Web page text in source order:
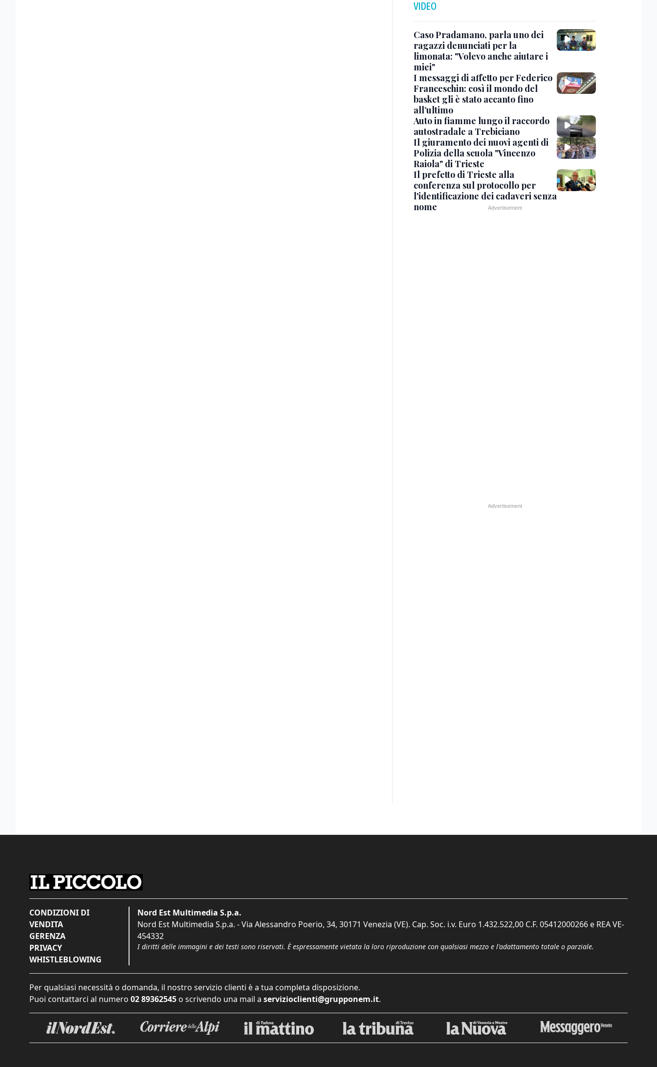
VIDEO
Caso Pradamano, parla uno dei
ragazzi denunciati per la
limonata: "Volevo anche aiutare i
miei"
I messaggi di affetto per Federico
Franceschin: così il mondo del
basket gli è stato accanto fino
all’ultimo
Auto in fiamme lungo il raccordo
autostradale a Trebiciano
Il giuramento dei nuovi agenti di
Polizia della scuola "Vincenzo
Raiola" di Trieste
Il prefetto di Trieste alla
conferenza sul protocollo per
l'identificazione dei cadaveri senza
nome
CONDIZIONI DI
VENDITA
GERENZA
PRIVACY
WHISTLEBLOWING
Nord Est Multimedia S.p.a.
Nord Est Multimedia S.p.a. - Via Alessandro Poerio, 34, 30171 Venezia (VE). Cap. Soc. i.v. Euro 1.432.522,00 C.F. 05412000266 e REA VE-
454332
I diritti delle immagini e dei testi sono riservati. È espressamente vietata la loro riproduzione con qualsiasi mezzo e l'adattamento totale o parziale.
Per qualsiasi necessità o domanda, il nostro servizio clienti è a tua completa disposizione.
Puoi contattarci al numero 02 89362545 o scrivendo una mail a servizioclienti@grupponem.it.